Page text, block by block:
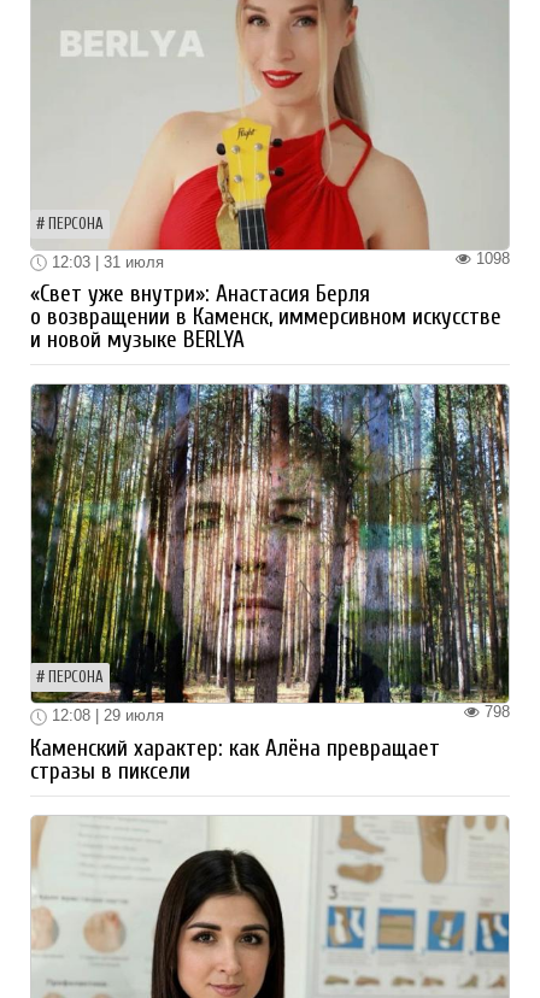
ПЕРСОНА
1098
12:03 | 31 июля
«Свет уже внутри»: Анастасия Берля
о возвращении в Каменск, иммерсивном искусстве
и новой музыке BERLYA
ПЕРСОНА
798
12:08 | 29 июля
Каменский характер: как Алёна превращает
стразы в пиксели